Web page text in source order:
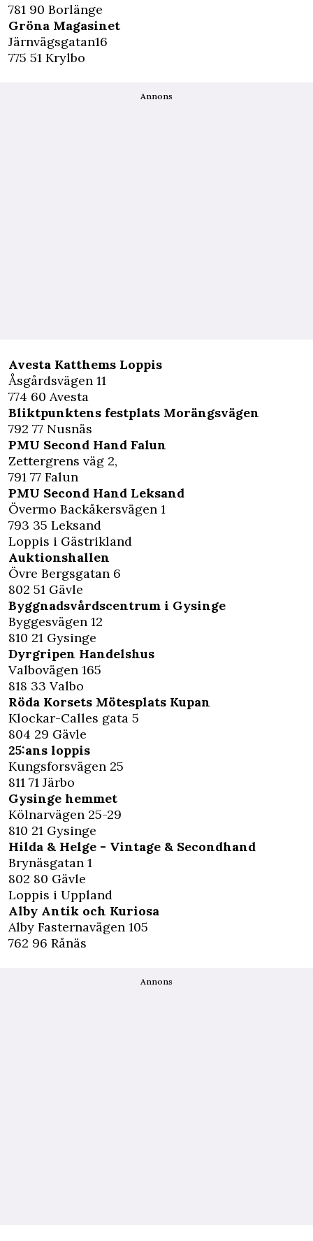
781 90 Borlänge
Gröna Magasinet
Järnvägsgatan16
775 51 Krylbo
Annons
Avesta Katthems Loppis
Åsgårdsvägen 11
774 60 Avesta
Bliktpunktens festplats Morängsvägen
792 77 Nusnäs
PMU Second Hand Falun
Zettergrens väg 2,
791 77 Falun
PMU Second Hand Leksand
Övermo Backåkersvägen 1
793 35 Leksand
Loppis i Gästrikland
Auktionshallen
Övre Bergsgatan 6
802 51 Gävle
Byggnadsvårdscentrum i Gysinge
Byggesvägen 12
810 21 Gysinge
Dyrgripen Handelshus
Valbovägen 165
818 33 Valbo
Röda Korsets Mötesplats Kupan
Klockar-Calles gata 5
804 29 Gävle
25:ans loppis
Kungsforsvägen 25
811 71 Järbo
Gysinge hemmet
Kölnarvägen 25-29
810 21 Gysinge
Hilda & Helge - Vintage & Secondhand
Brynäsgatan 1
802 80 Gävle
Loppis i Uppland
Alby Antik och Kuriosa
Alby Fasternavägen 105
762 96 Rånäs
Annons